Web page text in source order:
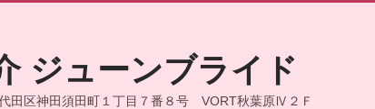
ジューンブライド
田区神田須田町１丁目７番８号 VORT秋葉原Ⅳ２Ｆ